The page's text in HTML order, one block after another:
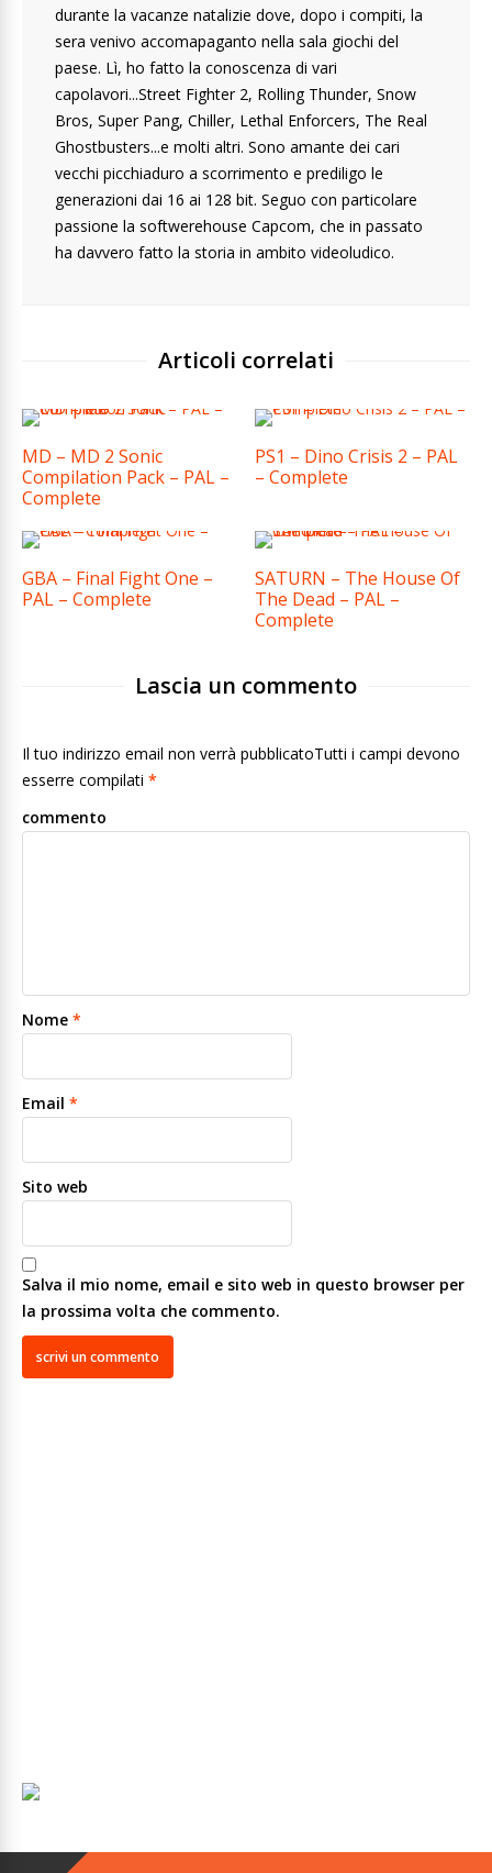
durante la vacanze natalizie dove, dopo i compiti, la
sera venivo accomapaganto nella sala giochi del
paese. Lì, ho fatto la conoscenza di vari
capolavori...Street Fighter 2, Rolling Thunder, Snow
Bros, Super Pang, Chiller, Lethal Enforcers, The Real
Ghostbusters...e molti altri. Sono amante dei cari
vecchi picchiaduro a scorrimento e prediligo le
generazioni dai 16 ai 128 bit. Seguo con particolare
passione la softwerehouse Capcom, che in passato
ha davvero fatto la storia in ambito videoludico.
Articoli correlati
MD – MD 2 Sonic
Compilation Pack – PAL –
Complete
PS1 – Dino Crisis 2 – PAL
– Complete
GBA – Final Fight One –
PAL – Complete
SATURN – The House Of
The Dead – PAL –
Complete
Lascia un commento
Il tuo indirizzo email non verrà pubblicatoTutti i campi devono
esserre compilati *
commento
Nome *
Email *
Sito web
Salva il mio nome, email e sito web in questo browser per
la prossima volta che commento.